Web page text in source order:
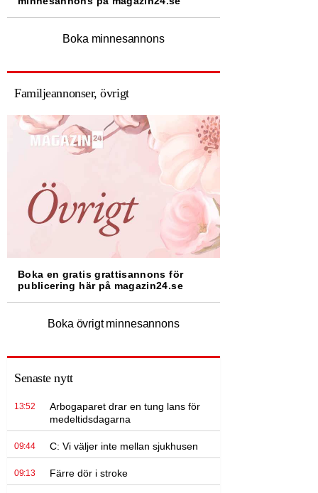
Boka minnesannons
Familjeannonser, övrigt
Boka en gratis grattisannons för
publicering här på magazin24.se
Boka övrigt minnesannons
Senaste nytt
13:52
Arbogaparet drar en tung lans för
medeltidsdagarna
09:44 C: Vi väljer inte mellan sjukhusen
09:13 Färre dör i stroke